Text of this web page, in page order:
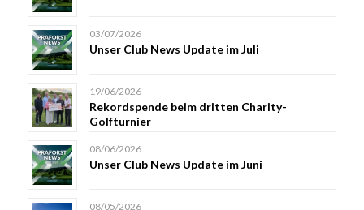
03/07/2026
Unser Club News Update im Juli
19/06/2026
Rekordspende beim dritten Charity-
Golfturnier
08/06/2026
Unser Club News Update im Juni
08/05/2026